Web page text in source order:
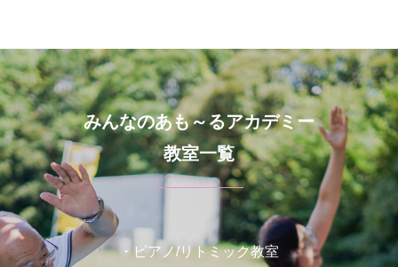
みんなのあも～るアカデミー
教室一覧
・ピアノ/リトミック教室